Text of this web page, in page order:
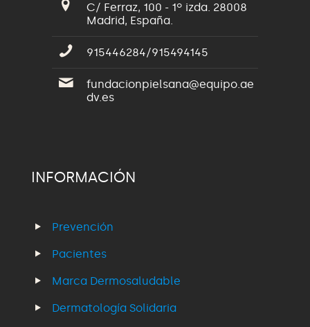
C/ Ferraz, 100 - 1º izda. 28008
Madrid, España.
915446284/915494145
fundacionpielsana@equipo.ae
dv.es
INFORMACIÓN
Prevención
Pacientes
Marca Dermosaludable
Dermatología Solidaria